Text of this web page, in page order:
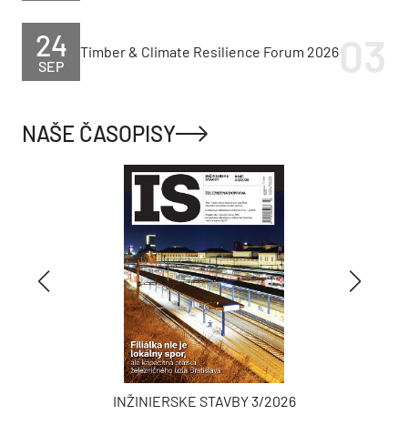
SEP
24 Timber & Climate Resilience Forum 2026
NAŠE ČASOPISY
INŽINIERSKE STAVBY 3/2026